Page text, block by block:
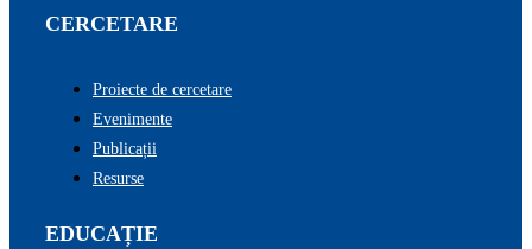
CERCETARE
Proiecte de cercetare
Evenimente
Publicații
Resurse
EDUCAȚIE